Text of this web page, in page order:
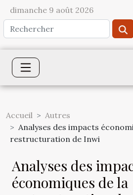
dimanche 9 août 2026
Accueil
Autres
Analyses des impacts
restructuration de Inwi
Analyses des
économiques de la